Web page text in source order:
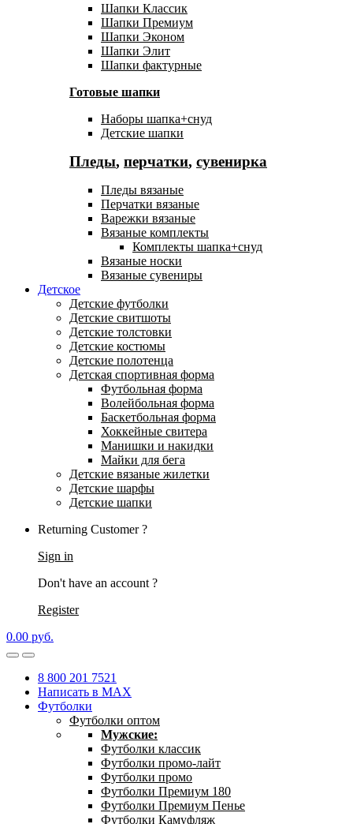
Шапки Классик
Шапки Премиум
Шапки Эконом
Шапки Элит
Шапки фактурные
Готовые шапки
Наборы шапка+снуд
Детские шапки
Пледы, перчатки, сувенирка
Пледы вязаные
Перчатки вязаные
Варежки вязаные
Вязаные комплекты
Комплекты шапка+снуд
Вязаные носки
Вязаные сувениры
Детское
Детские футболки
Детские свитшоты
Детские толстовки
Детские костюмы
Детские полотенца
Детская спортивная форма
Футбольная форма
Волейбольная форма
Баскетбольная форма
Хоккейные свитера
Манишки и накидки
Майки для бега
Детские вязаные жилетки
Детские шарфы
Детские шапки
Returning Customer ?
Sign in
Don't have an account ?
Register
0.00 руб.
8 800 201 7521
Написать в MAX
Футболки
Футболки оптом
Мужские:
Футболки классик
Футболки промо-лайт
Футболки промо
Футболки Премиум 180
Футболки Премиум Пенье
Футболки Камуфляж